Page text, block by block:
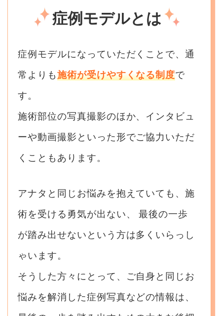
症例モデルとは
症例モデルになっていただくことで、通
常よりも施術が受けやすくなる制度で
す。
施術部位の写真撮影のほか、インタビュ
ーや動画撮影といった形でご協力いただ
くこともあります。
アナタと同じお悩みを抱えていても、施
術を受ける勇気が出ない、
最後の一歩
が踏み出せないという方は多くいらっし
ゃいます。
そうした方々にとって、ご自身と同じお
悩みを解消した症例写真などの情報は、